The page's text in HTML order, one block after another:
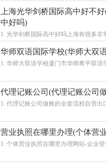
上海光华剑桥国际高中好不
中好吗)
1. 光华剑桥国际高中好吗上海有很多非
华师双语国际学校(华师大双
1. 华师大双语学校厦门市华师希平双语
代理记账公司(代理记账公司
1. 代理记账公司做账的全套流程自营出
营业执照在哪里办理(个体营
1. 个体营业执照在哪里办理网站-企业登